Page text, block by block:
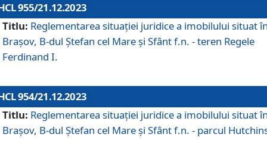
955/21.12.2023
Titlu: Reglementarea situației juridice a imobilului situat
Brașov, B-dul Ștefan cel Mare și Sfânt f.n. - teren Regele
Ferdinand I.
954/21.12.2023
Titlu: Reglementarea situației juridice a imobilului situat
Brașov, B-dul Ștefan cel Mare și Sfânt f.n. - parcul